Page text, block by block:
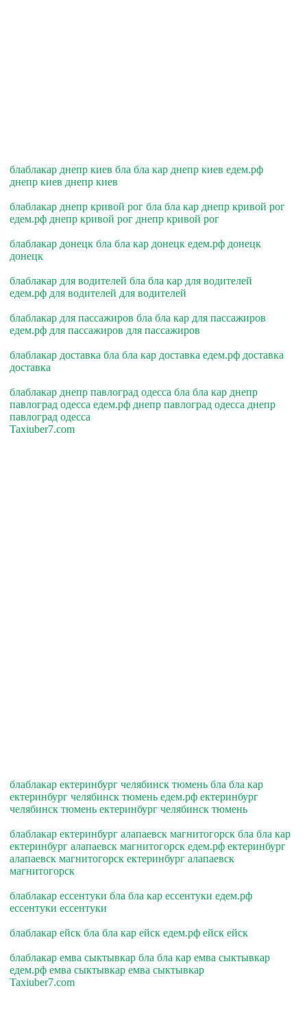
блаблакар днепр киев бла бла кар днепр киев едем.рф
днепр киев днепр киев
блаблакар днепр кривой рог бла бла кар днепр кривой рог
едем.рф днепр кривой рог днепр кривой рог
блаблакар донецк бла бла кар донецк едем.рф донецк
донецк
блаблакар для водителей бла бла кар для водителей
едем.рф для водителей для водителей
блаблакар для пассажиров бла бла кар для пассажиров
едем.рф для пассажиров для пассажиров
блаблакар доставка бла бла кар доставка едем.рф доставка
доставка
блаблакар днепр павлоград одесса бла бла кар днепр
павлоград одесса едем.рф днепр павлоград одесса днепр
павлоград одесса
Taxiuber7.com
блаблакар ектеринбург челябинск тюмень бла бла кар
ектеринбург челябинск тюмень едем.рф ектеринбург
челябинск тюмень ектеринбург челябинск тюмень
блаблакар ектеринбург алапаевск магнитогорск бла бла кар
ектеринбург алапаевск магнитогорск едем.рф ектеринбург
алапаевск магнитогорск ектеринбург алапаевск
магнитогорск
блаблакар ессентуки бла бла кар ессентуки едем.рф
ессентуки ессентуки
блаблакар ейск бла бла кар ейск едем.рф ейск ейск
блаблакар емва сыктывкар бла бла кар емва сыктывкар
едем.рф емва сыктывкар емва сыктывкар
Taxiuber7.com